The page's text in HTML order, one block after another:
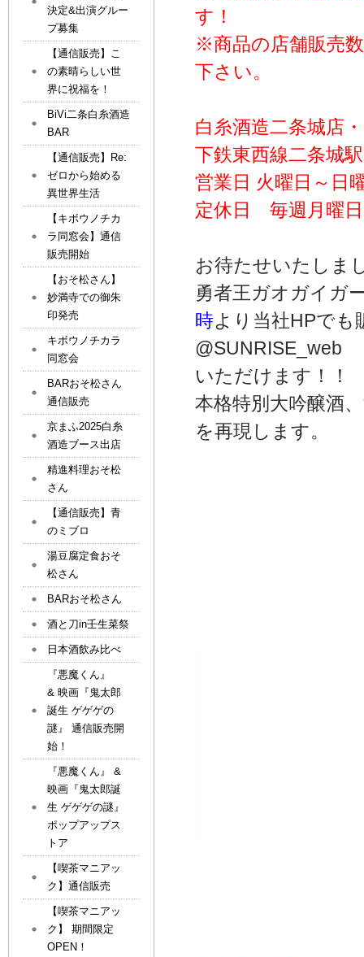
す！
※商品の店舗販売
下さい。
白糸酒造二条城店
下鉄東西線二条
営業日 火曜日～
定休日 毎週月曜日
お待たせいたし
勇者王ガオガイガ
時より当社HPでも
@SUNRISE_web
いただけます！！
本格特別大吟醸酒
を再現します。
決定&出演グルー
プ募集
【通信販売】こ
の素晴らしい世
界に祝福を！
BiVi二条白糸酒造
BAR
【通信販売】Re:
ゼロから始める
異世界生活
【キボウノチカ
ラ同窓会】通信
販売開始
【おそ松さん】
妙満寺での御朱
印発売
キボウノチカラ
同窓会
BARおそ松さん
通信販売
京まふ2025白糸
酒造ブース出店
精進料理おそ松
さん
【通信販売】青
のミブロ
湯豆腐定食おそ
松さん
BARおそ松さん
酒と刀in壬生菜祭
日本酒飲み比べ
『悪魔くん』
& 映画『鬼太郎
誕生 ゲゲゲの
謎』 通信販売開
始！
『悪魔くん』 &
映画『鬼太郎誕
生 ゲゲゲの謎』
ポップアップス
トア
【喫茶マニアッ
ク】通信販売
【喫茶マニアッ
ク】 期間限定
OPEN！